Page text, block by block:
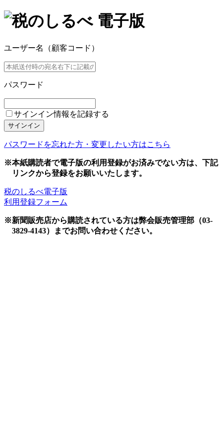
ユーザー名（顧客コード）
パスワード
サインイン情報を記録する
サインイン
パスワードを忘れた方・変更したい方はこちら
※本紙購読者で電子版の利用登録がお済みでない方は、下記
リンクから登録をお願いいたします。
税のしるべ電子版
利用登録フォーム
※新聞販売店から購読されている方は弊会販売管理部（03-
3829-4143）までお問い合わせください。